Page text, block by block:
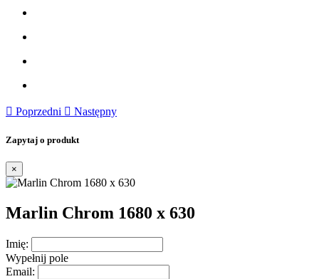
 Poprzedni  Następny
Zapytaj o produkt
×
Marlin Chrom 1680 x 630
Imię:
Wypełnij pole
Email: